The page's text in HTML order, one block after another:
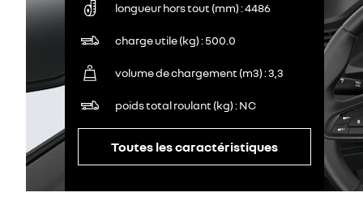
longueur hors tout (mm) 4486
charge utile (kg) 500.0
volume de chargement (m3) 3,3
poids total roulant (kg) NC
Toutes les caractéristiques